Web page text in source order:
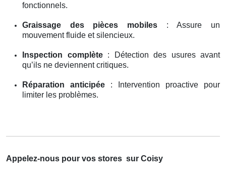
fonctionnels.
Graissage des pièces mobiles : Assure un
mouvement fluide et silencieux.
Inspection complète: Détection des usures avant
qu’ils ne deviennent critiques.
Réparation anticipée : Intervention proactive pour
limiter les problèmes.
Appelez-nous pour vos stores sur Coisy